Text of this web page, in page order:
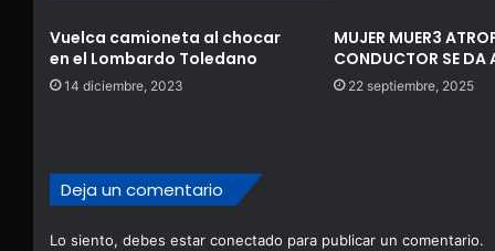
Vuelca camioneta al chocar
en el Lombardo Toledano
14 diciembre, 2023
MUJER MUER3
CONDUCTOR SE
22 septiembre, 2025
Deja un comentario
Lo siento, debes estar conectado para publicar un comentario.